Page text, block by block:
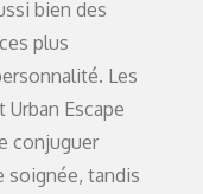
bien des
plus
Les
Escape
conjuguer
tandis